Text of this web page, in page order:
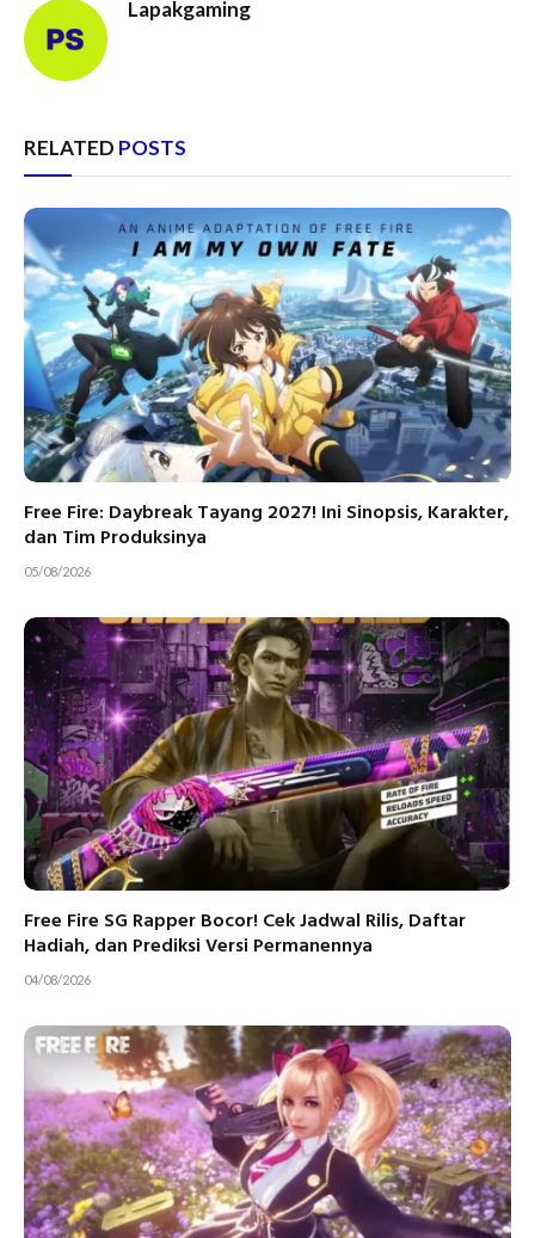
Lapakgaming
RELATED POSTS
Free Fire: Daybreak Tayang 2027! Ini Sinopsis, Karakter,
dan Tim Produksinya
05/08/2026
Free Fire SG Rapper Bocor! Cek Jadwal Rilis, Daftar
Hadiah, dan Prediksi Versi Permanennya
04/08/2026